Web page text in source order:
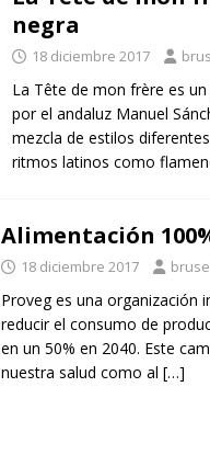
negra
18 diciembre 2017
La Tête de mon frère es
por el andaluz Manuel
mezcla de estilos
ritmos latinos como
Alimentación
18 diciembre 2017
Proveg es una organización
reducir el consumo de
en un 50% en 2040. Este
nuestra salud como al […]